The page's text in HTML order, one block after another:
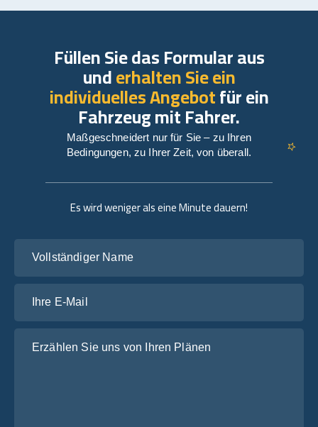
Es wird weniger als eine Minute dauern!
Füllen Sie das Formular aus
underhalten Sie ein
individuelles Angebotfür ein
Fahrzeug mit Fahrer.
Maßgeschneidert nur für Sie – zu Ihren
Bedingungen, zu Ihrer Zeit, von überall.